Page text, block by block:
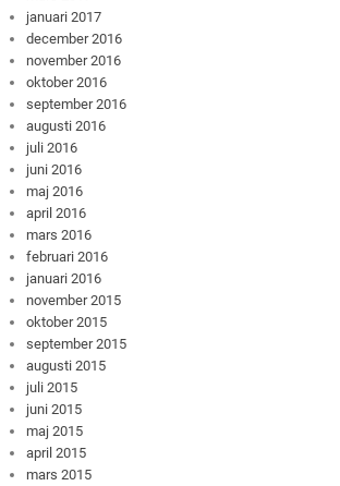
januari 2017
december 2016
november 2016
oktober 2016
september 2016
augusti 2016
juli 2016
juni 2016
maj 2016
april 2016
mars 2016
februari 2016
januari 2016
november 2015
oktober 2015
september 2015
augusti 2015
juli 2015
juni 2015
maj 2015
april 2015
mars 2015